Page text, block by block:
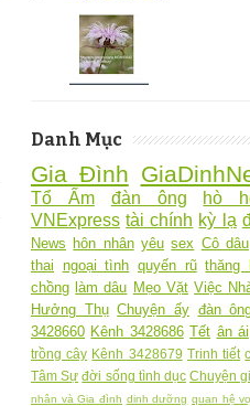
Danh Mục
Gia Đình
Tổ Ấm
đàn ông hò
VNExpress tài chính kỳ lạ
News hôn nhân yêu sex Cô dâu
thai ngoại tình quyến rũ thăng
chồng làm dâu Mẹo Vặt Việc
Hưởng Thụ Chuyện ấy đàn
3428660 Kênh 3428686 Tết ân ái
trồng cây Kênh 3428679 Trinh tiết
Tâm Sự đời sống tình dục Chuyện
nhân và Gia đình dinh dưỡng quan hệ